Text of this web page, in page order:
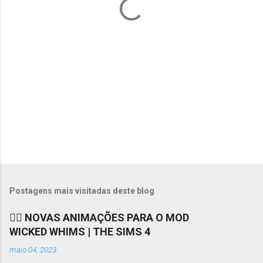
Postagens mais visitadas deste blog
❤️‍🔥 NOVAS ANIMAÇÕES PARA O MOD
WICKED WHIMS | THE SIMS 4
maio 04, 2023